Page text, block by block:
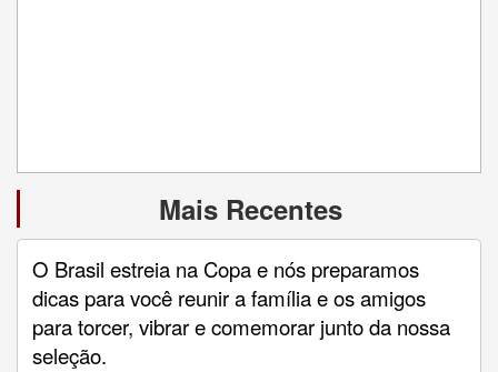
Mais Recentes
O Brasil estreia na Copa e nós preparamos
dicas para você reunir a família e os amigos
para torcer, vibrar e comemorar junto da nossa
seleção.